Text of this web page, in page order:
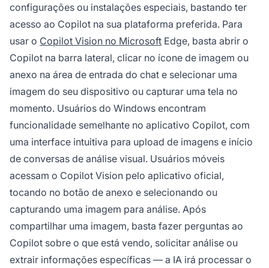
configurações ou instalações especiais, bastando ter
acesso ao Copilot na sua plataforma preferida. Para
usar o Copilot Vision no Microsoft Edge, basta abrir o
Copilot na barra lateral, clicar no ícone de imagem ou
anexo na área de entrada do chat e selecionar uma
imagem do seu dispositivo ou capturar uma tela no
momento. Usuários do Windows encontram
funcionalidade semelhante no aplicativo Copilot, com
uma interface intuitiva para upload de imagens e início
de conversas de análise visual. Usuários móveis
acessam o Copilot Vision pelo aplicativo oficial,
tocando no botão de anexo e selecionando ou
capturando uma imagem para análise. Após
compartilhar uma imagem, basta fazer perguntas ao
Copilot sobre o que está vendo, solicitar análise ou
extrair informações específicas — a IA irá processar o